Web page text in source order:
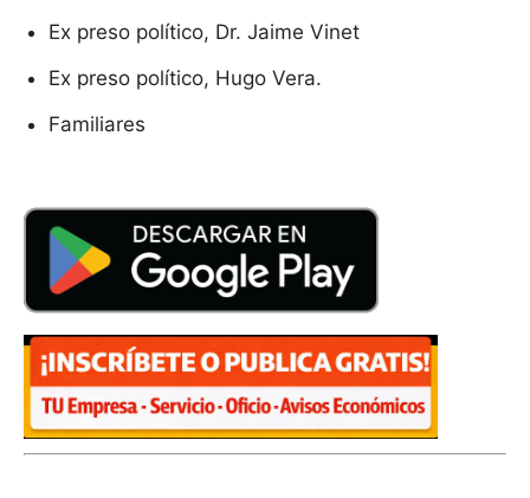
Ex preso político, Dr. Jaime Vinet
Ex preso político, Hugo Vera.
Familiares